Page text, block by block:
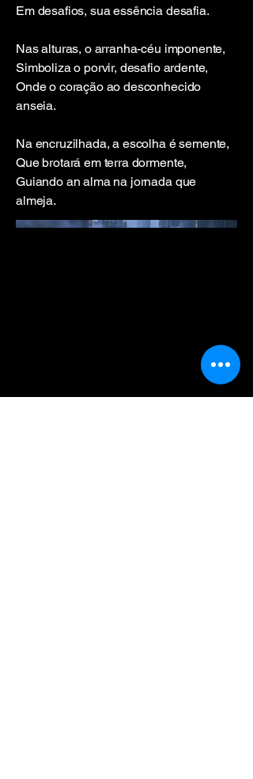
Em desafios, sua essência desafia.
Nas alturas, o arranha-céu imponente,
Simboliza o porvir, desafio ardente,
Onde o coração ao desconhecido
anseia.
Na encruzilhada, a escolha é semente,
Que brotará em terra dormente,
Guiando an alma na jornada que
almeja.